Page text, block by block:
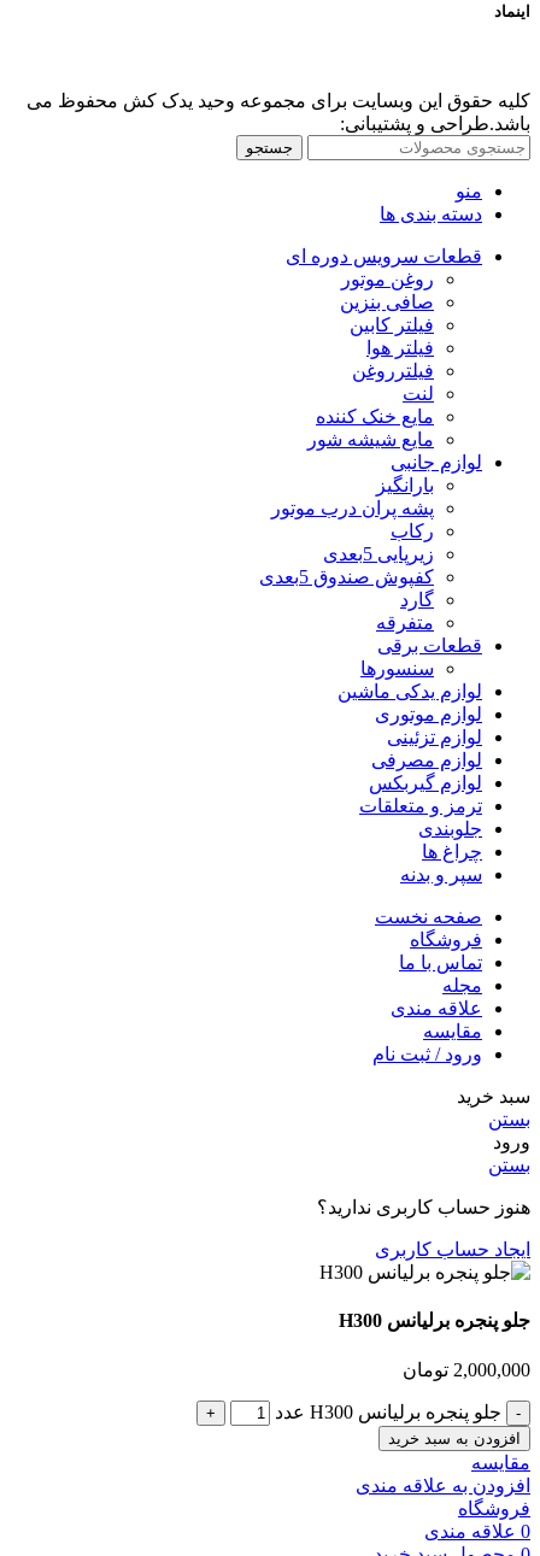
اینماد
کلیه حقوق این وبسایت برای مجموعه وحید یدک کش محفوظ می
باشد.طراحی و پشتیبانی:
جستجو
منو
دسته بندی ها
قطعات سرویس دوره ای
روغن موتور
صافی بنزین
فیلتر کابین
فیلتر هوا
فیلترروغن
لنت
مایع خنک کننده
مایع شیشه شور
لوازم جانبی
بارانگیز
پشه پران درب موتور
رکاب
زیرپایی 5بعدی
کفپوش صندوق 5بعدی
گارد
متفرقه
قطعات برقی
سنسورها
لوازم یدکی ماشین
لوازم موتوری
لوازم تزئینی
لوازم مصرفی
لوازم گیربکس
ترمز و متعلقات
جلوبندی
چراغ ها
سپر و بدنه
صفحه نخست
فروشگاه
تماس با ما
مجله
علاقه مندی
مقایسه
ورود / ثبت نام
سبد خرید
بستن
ورود
بستن
هنوز حساب کاربری ندارید؟
ایجاد حساب کاربری
جلو پنجره برلیانس H300
2,000,000 تومان
جلو پنجره برلیانس H300 عدد
افزودن به سبد خرید
مقایسه
افزودن به علاقه مندی
فروشگاه
0 علاقه مندی